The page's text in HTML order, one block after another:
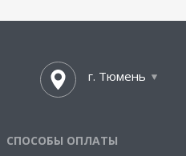
г. Тюмень
СПОСОБЫ ОПЛАТЫ